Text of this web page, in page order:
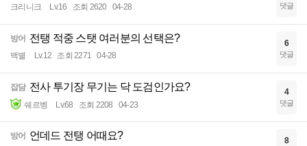
크리니크 Lv.16 조회 2620 04-28 댓글
방어 전탱 적중 스탯 여러분의 선택은?
백별 Lv.12 조회 2271 04-28
6
댓글
잡담 전사 투기장 무기는 닥 도검인가요?
쉐르벵 Lv.68 조회 2208 04-23
4
댓글
방어 언데드 전탱 어때요? 8